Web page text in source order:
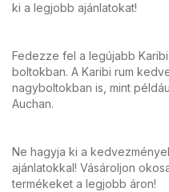
ki a legjobb ajánlatokat!
Fedezze fel a legújabb
boltokban. A Karibi rum
nagyboltokban is, mint
Auchan.
Ne hagyja ki a
ajánlatokkal! Vásároljon
termékeket a legjobb áron!